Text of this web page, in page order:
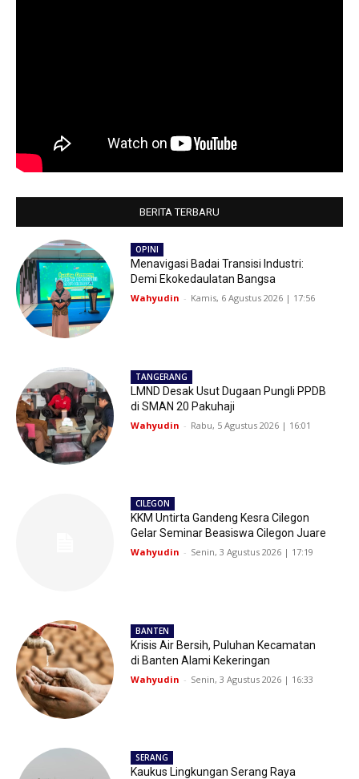
BERITA TERBARU
OPINI
Menavigasi Badai Transisi Industri:
Demi Ekokedaulatan Bangsa
Wahyudin - Kamis, 6 Agustus 2026 | 17:56
TANGERANG
LMND Desak Usut Dugaan Pungli PPDB
di SMAN 20 Pakuhaji
Wahyudin - Rabu, 5 Agustus 2026 | 16:01
CILEGON
KKM Untirta Gandeng Kesra Cilegon
Gelar Seminar Beasiswa Cilegon Juare
Wahyudin - Senin, 3 Agustus 2026 | 17:19
BANTEN
Krisis Air Bersih, Puluhan Kecamatan
di Banten Alami Kekeringan
Wahyudin - Senin, 3 Agustus 2026 | 16:33
SERANG
Kaukus Lingkungan Serang Raya